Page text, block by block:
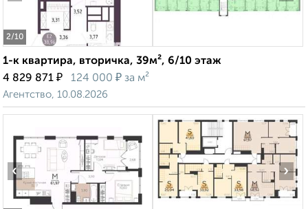
2/10
1-к квартира, вторичка, 39м², 6/10 этаж
4 829 871 ₽ 124 000 ₽ за м²
Агентство, 10.08.2026
‹ ›